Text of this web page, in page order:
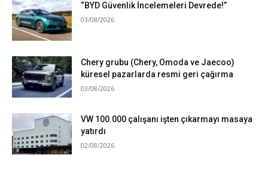
“BYD Güvenlik İncelemeleri Devrede!”
03/08/2026
Chery grubu (Chery, Omoda ve Jaecoo)
küresel pazarlarda resmi geri çağırma
03/08/2026
VW 100.000 çalışanı işten çıkarmayı masaya
yatırdı
02/08/2026